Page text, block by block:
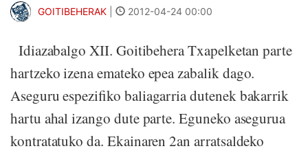
GOITIBEHERAK 2012-04-24 00:00
Idiazabalgo XII. Goitibehera Txapelketan parte
hartzeko izena emateko epea zabalik dago.
Aseguru espezifiko baliagarria dutenek bakarrik
hartu ahal izango dute parte. Eguneko asegurua
kontratatuko da. Ekainaren 2an arratsaldeko